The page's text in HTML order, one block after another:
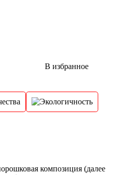
В избранное
композиция (далее